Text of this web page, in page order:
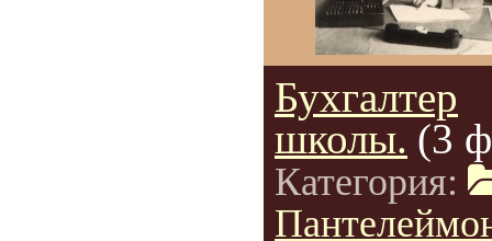
Бухгалтер
школы. (3
Категория: